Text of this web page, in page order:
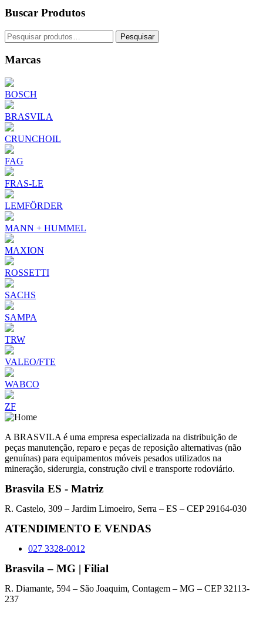
Buscar Produtos
Pesquisar
por:
Pesquisar
Marcas
BOSCH
BRASVILA
CRUNCHOIL
FAG
FRAS-LE
LEMFÖRDER
MANN + HUMMEL
MAXION
ROSSETTI
SACHS
SAMPA
TRW
VALEO/FTE
WABCO
ZF
A BRASVILA é uma empresa especializada na distribuição de
peças manutenção, reparo e peças de reposição alternativas (não
genuínas) para equipamentos móveis pesados utilizados na
mineração, siderurgia, construção civil e transporte rodoviário.
Brasvila ES - Matriz
R. Castelo, 309 – Jardim Limoeiro, Serra – ES – CEP 29164-030
ATENDIMENTO E VENDAS
027 3328-0012
Brasvila – MG | Filial
R. Diamante, 594 – São Joaquim, Contagem – MG – CEP 32113-
237